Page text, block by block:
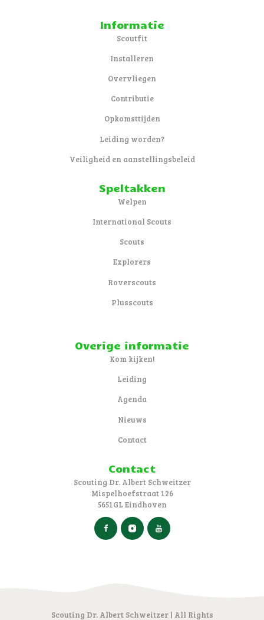
Informatie
Scoutfit
Installeren
Overvliegen
Contributie
Opkomsttijden
Leiding worden?
Veiligheid en aanstellingsbeleid
Speltakken
Welpen
International Scouts
Scouts
Explorers
Roverscouts
Plusscouts
Overige informatie
Kom kijken!
Leiding
Agenda
Nieuws
Contact
Contact
Scouting Dr. Albert Schweitzer
Mispelhoefstraat 126
5651GL Eindhoven
Scouting Dr. Albert Schweitzer | All Rights